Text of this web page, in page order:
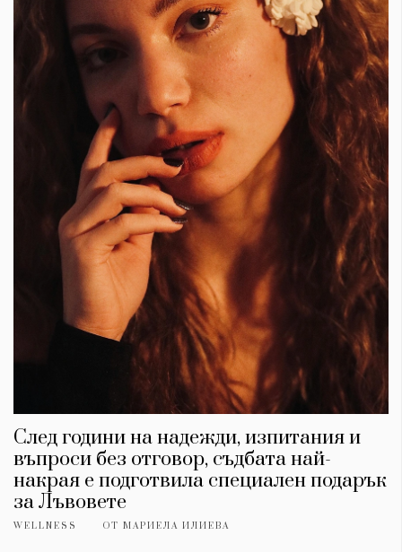
След години на надежди, изпитания и
въпроси без отговор, съдбата най-
накрая е подготвила специален подарък
за Лъвовете
WELLNESS ОТ МАРИЕЛА ИЛИЕВА
КАТЕГОРИИ
Гурме
Пътувай
Wellness
ЗА НАС
Условия за
ползване
За нас
Реклама
Политика за
поверителност
ModerenDom
СЛЕДВАЙТЕ НИ